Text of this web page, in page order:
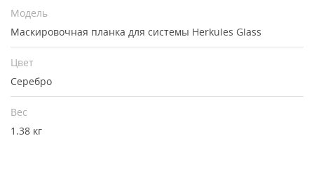
Модель
Маскировочная планка для системы Herkules Glass
Цвет
Серебро
Вес
1.38 кг